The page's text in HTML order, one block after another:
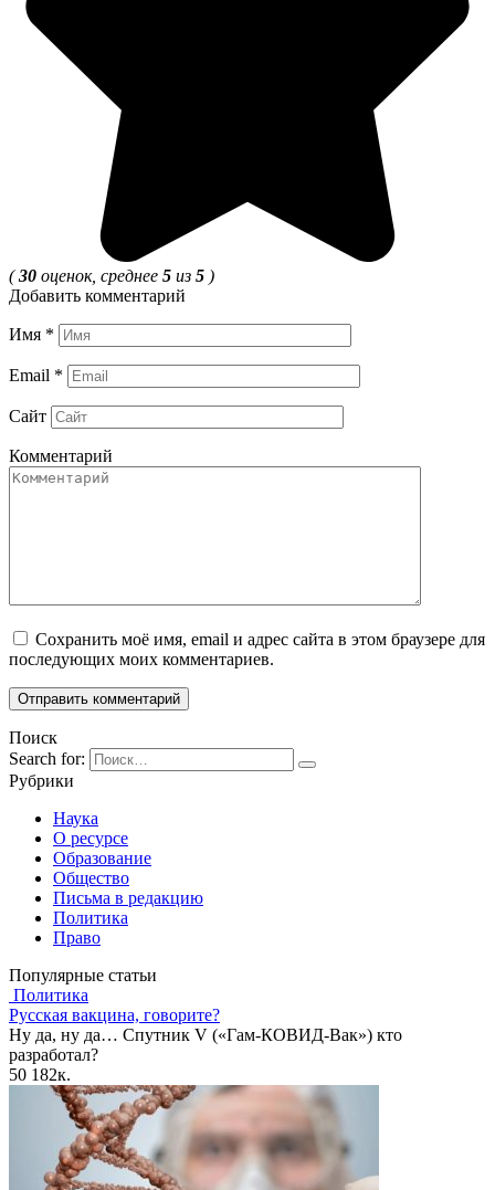
(30 оценок, среднее 5 из 5 )
Добавить комментарий
Имя *
Email *
Сайт
Комментарий
Сохранить моё имя, email и адрес сайта в этом браузере для
последующих моих комментариев.
Поиск
Search for:
Рубрики
Наука
О ресурсе
Образование
Общество
Письма в редакцию
Политика
Право
Популярные статьи
Политика
Русская вакцина, говорите?
Ну да, ну да… Спутник V («Гам-КОВИД-Вак») кто
разработал?
50 182к.